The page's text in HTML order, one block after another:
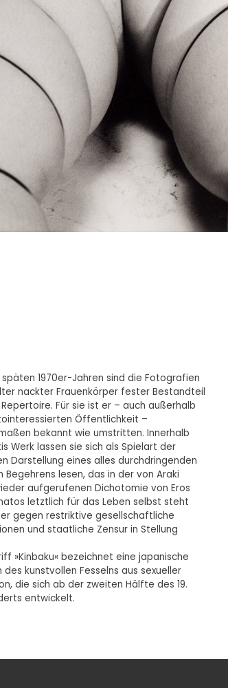
1970er-Jahren sind die Fotografien
nackter Frauenkörper fester Bestandteil
Repertoire. Für sie ist er – auch außerhalb
Öffentlichkeit –
bekannt wie umstritten. Innerhalb
Werk lassen sie sich als Spielart der
Darstellung eines alles durchdringenden
Begehrens lesen, das in der von Araki
aufgerufenen Dichotomie von Eros
letztlich für das Leben selbst steht
gegen restriktive gesellschaftliche
und staatliche Zensur in Stellung
»Kinbaku« bezeichnet eine japanische
des kunstvollen Fesselns aus sexueller
die sich ab der zweiten Hälfte des 19.
entwickelt.